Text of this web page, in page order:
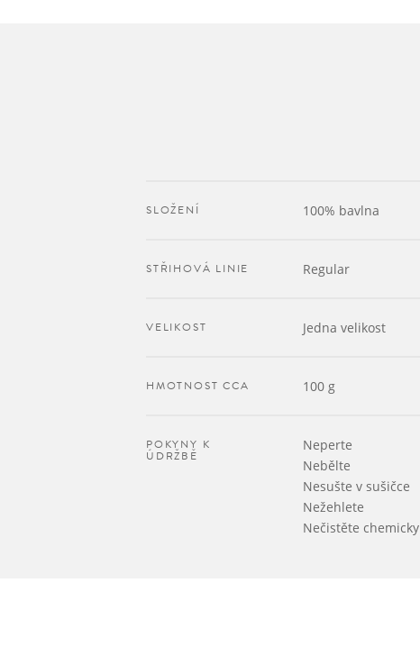
SLOŽENÍ 100% bavlna
STŘIHOVÁ LINIE Regular
VELIKOST Jedna velikost
HMOTNOST CCA 100 g
POKYNY K
ÚDRŽBĚ
Neperte
Nebělte
Nesušte v sušičce
Nežehlete
Nečistěte chemicky